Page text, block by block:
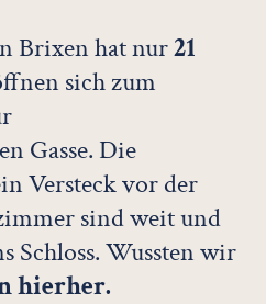
Brixen hat nur21
sich zum
Gasse. Die
Versteck vor der
sind weit und
Schloss. Wussten wir
hierher.